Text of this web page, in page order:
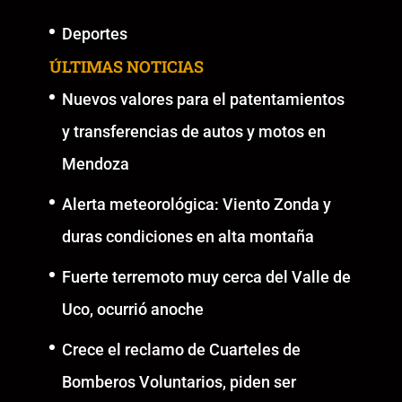
Deportes
ÚLTIMAS NOTICIAS
Nuevos valores para el patentamientos
y transferencias de autos y motos en
Mendoza
Alerta meteorológica: Viento Zonda y
duras condiciones en alta montaña
Fuerte terremoto muy cerca del Valle de
Uco, ocurrió anoche
Crece el reclamo de Cuarteles de
Bomberos Voluntarios, piden ser